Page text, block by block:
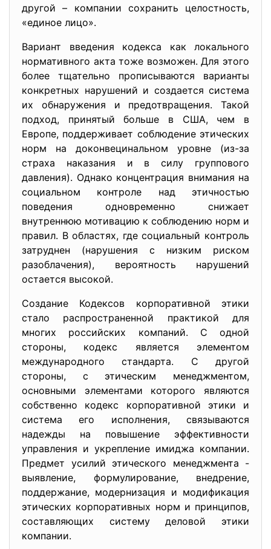
другой – компании сохранить целостность,
«единое лицо».
Вариант введения кодекса как локального
нормативного акта тоже возможен. Для этого
более тщательно прописываются варианты
конкретных нарушений и создается система
их обнаружения и предотвращения. Такой
подход, принятый больше в США, чем в
Европе, поддерживает соблюдение этических
норм на доконвецинальном уровне (из-за
страха наказания и в силу группового
давления). Однако концентрация внимания на
социальном контроле над этичностью
поведения одновременно снижает
внутреннюю мотивацию к соблюдению норм и
правил. В областях, где социальный контроль
затруднен (нарушения с низким риском
разоблачения), вероятность нарушений
остается высокой.
Создание Кодексов корпоративной этики
стало распространенной практикой для
многих российских компаний. С одной
стороны, кодекс является элементом
международного стандарта. С другой
стороны, с этическим менеджментом,
основными элементами которого являются
собственно кодекс корпоративной этики и
система его исполнения, связываются
надежды на повышение эффективности
управления и укрепление имиджа компании.
Предмет усилий этического менеджмента -
выявление, формулирование, внедрение,
поддержание, модернизация и модификация
этических корпоративных норм и принципов,
составляющих систему деловой этики
компании.